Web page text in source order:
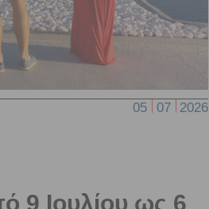
05 07 2026
9 Ιουλίου ως 6